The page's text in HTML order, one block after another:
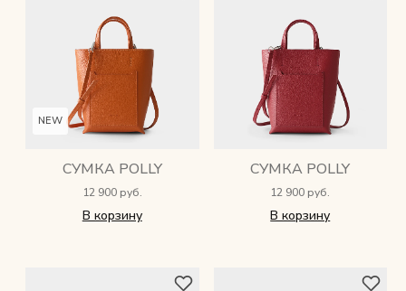
Снимаем с производства
Косметика для ухода
NEW
СУМКА POLLY
12 900 руб.
В корзину
СУМКА POLLY
12 900 руб.
В корзину